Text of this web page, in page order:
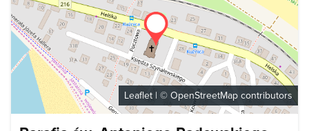
Leaflet | © OpenStreetMap contributors